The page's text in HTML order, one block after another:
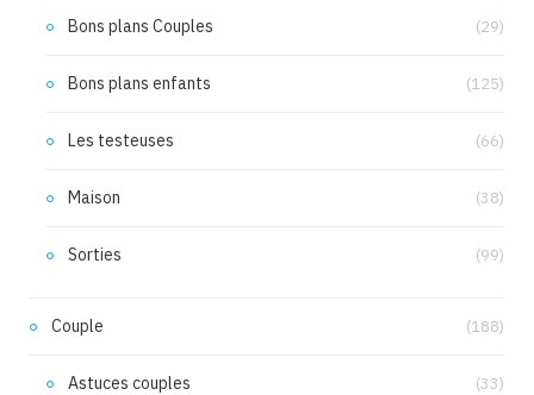
Bons plans Couples (29)
Bons plans enfants (125)
Les testeuses (66)
Maison (38)
Sorties (99)
Couple (188)
Astuces couples (33)